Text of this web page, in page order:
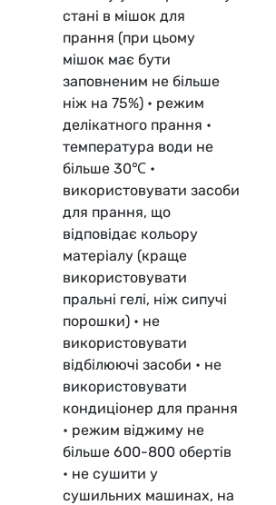
стані в мішок для
прання (при цьому
мішок має бути
заповненим не більше
ніж на 75%) • режим
делікатного прання •
температура води не
більше 30℃ •
використовувати засоби
для прання, що
відповідає кольору
матеріалу (краще
використовувати
пральні гелі, ніж сипучі
порошки) • не
використовувати
відбілюючі засоби • не
використовувати
кондиціонер для прання
• режим віджиму не
більше 600-800 обертів
• не сушити у
сушильних машинах, на